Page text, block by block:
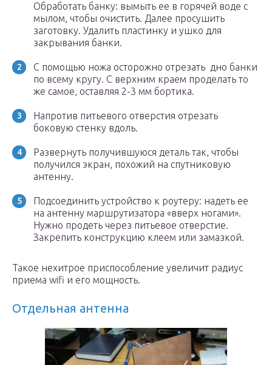
Обработать банку: вымыть ее в горячей воде с
мылом, чтобы очистить. Далее просушить
заготовку. Удалить пластинку и ушко для
закрывания банки.
С помощью ножа осторожно отрезать дно банки
по всему кругу. С верхним краем проделать то
же самое, оставляя 2-3 мм бортика.
Напротив питьевого отверстия отрезать
боковую стенку вдоль.
Развернуть получившуюся деталь так, чтобы
получился экран, похожий на спутниковую
антенну.
Подсоединить устройство к роутеру: надеть ее
на антенну маршрутизатора «вверх ногами».
Нужно продеть через питьевое отверстие.
Закрепить конструкцию клеем или замазкой.
Такое нехитрое приспособление увеличит радиус
приема wifi и его мощность.
Отдельная антенна